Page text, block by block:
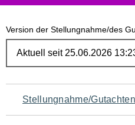
Version der Stellungnahme/des
Navigation
für
Stellungnahme/